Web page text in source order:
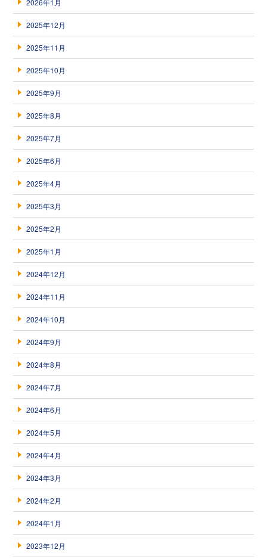
2025年12月
2025年11月
2025年10月
2025年9月
2025年8月
2025年7月
2025年6月
2025年4月
2025年3月
2025年2月
2025年1月
2024年12月
2024年11月
2024年10月
2024年9月
2024年8月
2024年7月
2024年6月
2024年5月
2024年4月
2024年3月
2024年2月
2024年1月
2023年12月